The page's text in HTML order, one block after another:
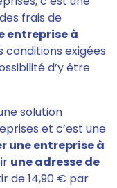
frais de
entreprise à
conditions exigées
d’y être
solution
et c’est une
une entreprise à
une adresse de
de 14,90 € par